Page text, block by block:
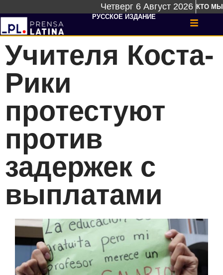
Четверг 6 Август 2026 КТО МЫ
РУССКОЕ ИЗДАНИЕ
Учителя Коста-
Рики
протестуют
против
задержек с
выплатами